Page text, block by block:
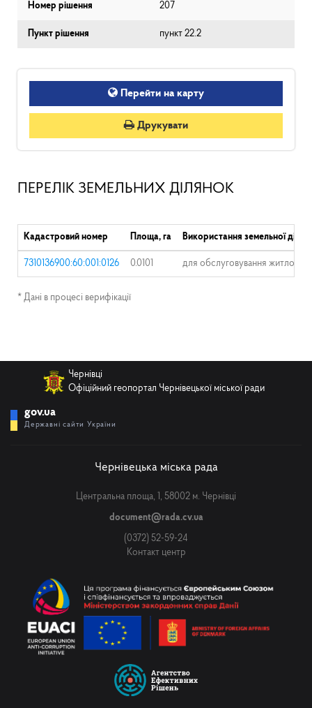
Номер рішення 207
Пункт рішення пункт 22.2
Перейти на карту
Друкувати
ПЕРЕЛІК ЗЕМЕЛЬНИХ ДІЛЯНОК
Кадастровий номер Площа, га Використання земельної
7310136900:60:001:0126 0.0101 для обслуговування
* Дані в процесі верифікації
Чернівці
Офіційний геопортал Чернівецької міської ради
gov.ua
Державні сайти України
Чернівецька міська рада
Центральна площа, 1, 58002 м. Чернівці
document@rada.cv.ua
(0372) 52-59-24
Контакт центр